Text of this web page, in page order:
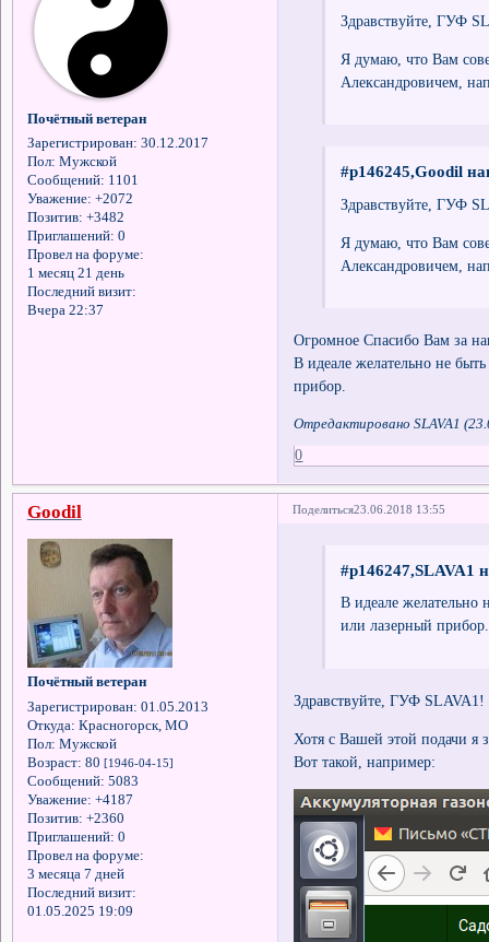
Почётный ветеран
Зарегистрирован: 30.12.2017
Пол: Мужской
Сообщений: 1101
Уважение: +2072
Позитив: +3482
Приглашений: 0
Провел на форуме:
1 месяц 21 день
Последний визит:
Вчера 22:37
Здравствуйте, ГУФ
Я думаю, что Вам
Александровичем,
#p146245,Goodil
Здравствуйте, ГУФ
Я думаю, что Вам
Александровичем,
Огромное Спасибо Вам за
В идеале желательно не
прибор.
Отредактировано SLAVA1
0
Поделиться23.06.2018 13:55
Goodil
Почётный ветеран
Зарегистрирован: 01.05.2013
Откуда: Красногорск, МО
Пол: Мужской
Возраст: 80 [1946-04-15]
Сообщений: 5083
Уважение: +4187
Позитив: +2360
Приглашений: 0
Провел на форуме:
3 месяца 7 дней
Последний визит:
01.05.2025 19:09
#p146247,SLAVA1
В идеале
или лазерный прибор.
Здравствуйте, ГУФ SLAVA1!
Хотя с Вашей этой подачи я
Вот такой, например: